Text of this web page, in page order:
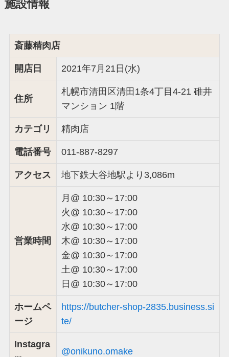
施設情報
斎藤精肉店
開店日 2021年7月21日(水)
住所
札幌市清田区清田1条4丁目4-21 碓井
マンション 1階
カテゴリ 精肉店
電話番号 011-887-8297
アクセス 地下鉄大谷地駅より3,086m
営業時間
月@ 10:30～17:00
火@ 10:30～17:00
水@ 10:30～17:00
木@ 10:30～17:00
金@ 10:30～17:00
土@ 10:30～17:00
日@ 10:30～17:00
ホームペ
ージ
https://butcher-shop-2835.business.si
te/
Instagra
@onikuno.omake